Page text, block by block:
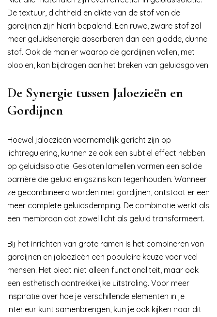
De textuur, dichtheid en dikte van de stof van de
gordijnen zijn hierin bepalend. Een ruwe, zware stof zal
meer geluidsenergie absorberen dan een gladde, dunne
stof. Ook de manier waarop de gordijnen vallen, met
plooien, kan bijdragen aan het breken van geluidsgolven.
De Synergie tussen Jaloezieën en
Gordijnen
Hoewel jaloezieën voornamelijk gericht zijn op
lichtregulering, kunnen ze ook een subtiel effect hebben
op geluidsisolatie. Gesloten lamellen vormen een solide
barrière die geluid enigszins kan tegenhouden. Wanneer
ze gecombineerd worden met gordijnen, ontstaat er een
meer complete geluidsdemping. De combinatie werkt als
een membraan dat zowel licht als geluid transformeert.
Bij het inrichten van grote ramen is het combineren van
gordijnen en jaloezieën een populaire keuze voor veel
mensen. Het biedt niet alleen functionaliteit, maar ook
een esthetisch aantrekkelijke uitstraling. Voor meer
inspiratie over hoe je verschillende elementen in je
interieur kunt samenbrengen, kun je ook kijken naar dit